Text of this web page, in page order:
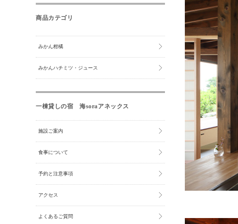
商品カテゴリ
みかん柑橘
みかんハチミツ・ジュース
一棟貸しの宿 海soraアネックス
施設ご案内
食事について
予約と注意事項
アクセス
よくあるご質問